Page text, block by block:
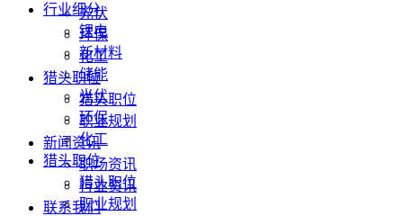
光伏
环保
化工
猎头职位
猎头职位
职业规划
新闻资讯
职场资讯
行业资讯
联系我们
行业细分
锂电
新材料
储能
光伏
环保
化工
猎头职位
猎头职位
职业规划